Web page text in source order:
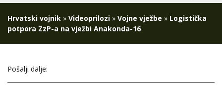
Hrvatski vojnik » Videoprilozi » Vojne vježbe » Logistička
potpora ZzP-a na vježbi Anakonda-16
Pošalji dalje: